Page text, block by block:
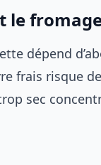
le
dépend
frais risque
sec